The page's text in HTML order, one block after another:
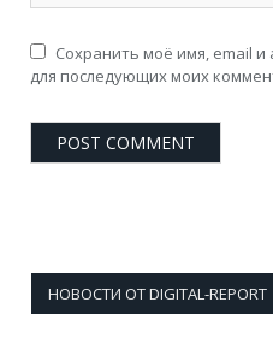
Сохранить моё имя, email и
для последующих моих
НОВОСТИ ОТ DIGITAL-REPORT